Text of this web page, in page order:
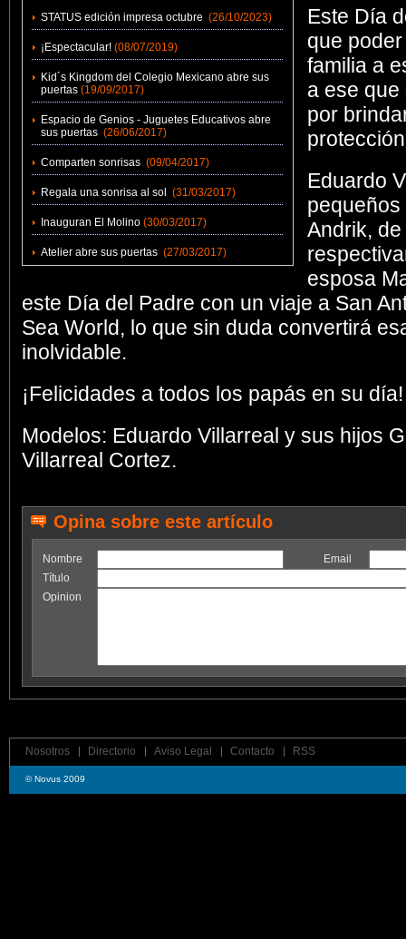
STATUS edición impresa octubre (26/10/2023)
¡Espectacular! (08/07/2019)
Kid´s Kingdom del Colegio Mexicano abre sus
puertas (19/09/2017)
Espacio de Genios - Juguetes Educativos abre
sus puertas (26/06/2017)
Comparten sonrisas (09/04/2017)
Regala una sonrisa al sol (31/03/2017)
Inauguran El Molino (30/03/2017)
Atelier abre sus puertas (27/03/2017)
Este Día
que
familia a
a ese
por
Eduardo
Andrik,
esposa
este Día del Padre con un viaje a San
Sea World, lo que sin duda convertirá
inolvidable.
¡Felicidades a todos los papás en su día!
Modelos: Eduardo Villarreal y sus hijos
Villarreal Cortez.
Opina sobre este artículo
Nombre
Email
Título
Opinion
Nosotros Directorio Aviso Legal Contacto RSS
© Novus 2009